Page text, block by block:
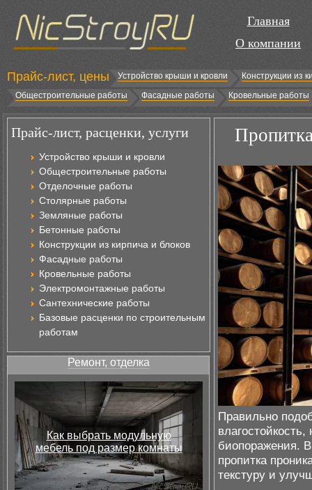
Главная
О компании
Прайс-лист, цены Устройство крыши и кровли
Конструкции из
Общестроительные работы
Фасадные работы Кровельные работы
Прайс-лист, расценки, услуги
Устройство крыши и кровли
Общестроительные работы
Отделочные работы
Столярные работы
Земляные работы
Бетонные работы
Конструкции из кирпича и блоков
Фасадные работы
Кровельные работы
Электромонтажные работы
Сантехнические работы
Базовые расценки по строительным
работам
Ремонт, отделка
Как выбрать модульную
мебель под размер комнаты
Правильно
биопоражения.
пропитка
текстуру и